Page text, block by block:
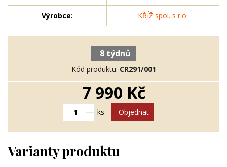
Výrobce: KŘÍŽ spol. s r.o.
8 týdnů
Kód produktu: CR291/001
7 990 Kč
ks Objednat
Varianty produktu